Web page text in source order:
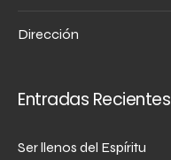
Dirección
Entradas Recientes
Ser llenos del Espíritu